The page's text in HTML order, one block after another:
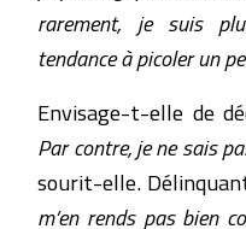
rarement, je suis
tendance à picoler un
Envisage-t-elle de
Par contre, je ne sais
sourit-elle.
m’en rends pas bien